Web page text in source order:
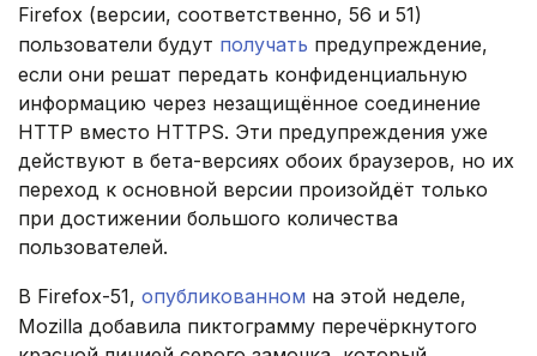
Firefox (версии, соответственно, 56 и 51)
пользователи будут получать предупреждение,
если они решат передать конфиденциальную
информацию через незащищённое соединение
HTTP вместо HTTPS. Эти предупреждения уже
действуют в бета-версиях обоих браузеров, но их
переход к основной версии произойдёт только
при достижении большого количества
пользователей.
В Firefox-51, опубликованном на этой неделе,
Mozilla добавила пиктограмму перечёркнутого